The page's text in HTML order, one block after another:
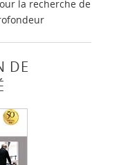
la recherche de
DE